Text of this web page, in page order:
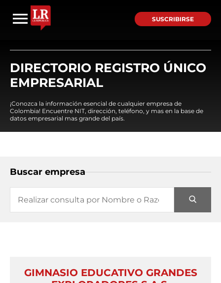
SUSCRIBIRSE
DIRECTORIO REGISTRO ÚNICO
EMPRESARIAL
¡Conozca la información esencial de cualquier empresa de
Colombia! Encuentre NIT, dirección, teléfono, y mas en la base de
datos empresarial mas grande del país.
Buscar empresa
GIMNASIO EDUCATIVO GRANDES